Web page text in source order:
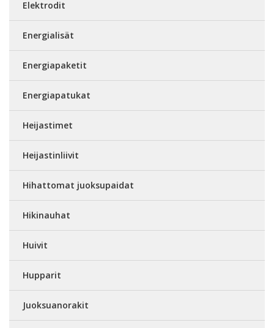
Elektrodit
Energialisät
Energiapaketit
Energiapatukat
Heijastimet
Heijastinliivit
Hihattomat juoksupaidat
Hikinauhat
Huivit
Hupparit
Juoksuanorakit